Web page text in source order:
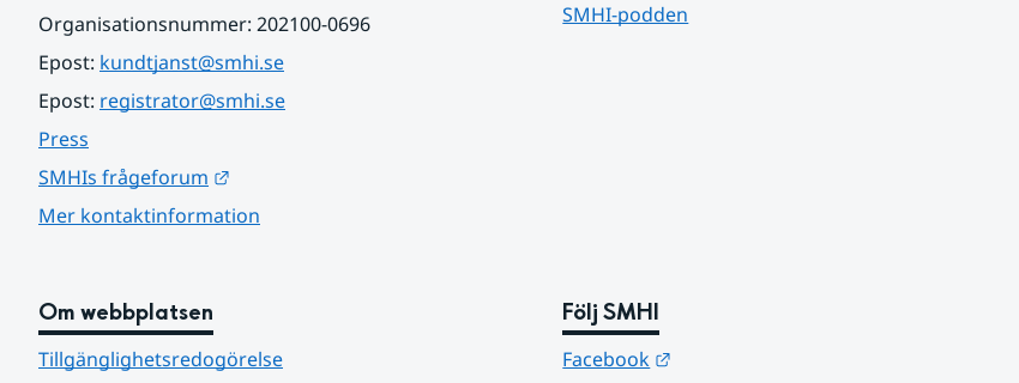
Organisationsnummer: 202100-0696
Epost: kundtjanst@smhi.se
Epost: registrator@smhi.se
Press
SMHIs frågeforum
Mer kontaktinformation
SMHI-podden
Om webbplatsen
Tillgänglighetsredogörelse
Följ SMHI
Facebook